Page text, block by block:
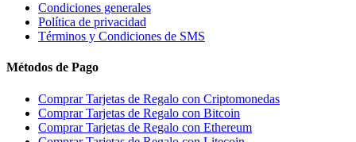
Condiciones generales
Política de privacidad
Términos y Condiciones de SMS
Métodos de Pago
Comprar Tarjetas de Regalo con Criptomonedas
Comprar Tarjetas de Regalo con Bitcoin
Comprar Tarjetas de Regalo con Ethereum